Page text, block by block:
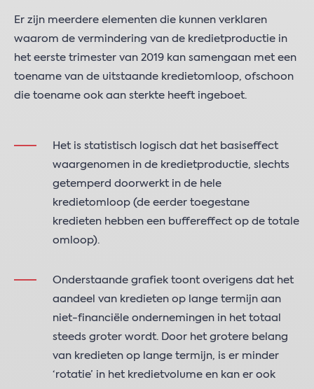
Er zijn meerdere elementen die kunnen verklaren
waarom de vermindering van de kredietproductie in
het eerste trimester van 2019 kan samengaan met een
toename van de uitstaande kredietomloop, ofschoon
die toename ook aan sterkte heeft ingeboet.
Het is statistisch logisch dat het basiseffect
waargenomen in de kredietproductie, slechts
getemperd doorwerkt in de hele
kredietomloop (de eerder toegestane
kredieten hebben een buffereffect op de totale
omloop).
Onderstaande grafiek toont overigens dat het
aandeel van kredieten op lange termijn aan
niet-financiële ondernemingen in het totaal
steeds groter wordt. Door het grotere belang
van kredieten op lange termijn, is er minder
‘rotatie’ in het kredietvolume en kan er ook